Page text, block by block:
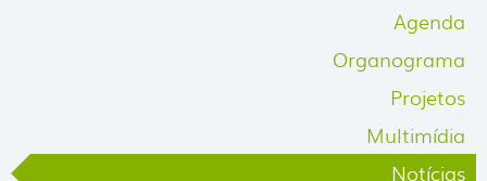
Agenda
Organograma
Projetos
Multimídia
Notícias